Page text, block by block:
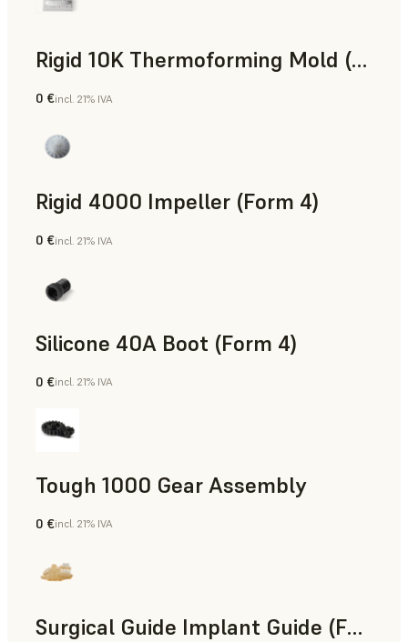
Rigid 10K Thermoforming Mold (Form 4)
Ingeniería
0 €incl. 21% IVA
Rigid 4000 Impeller (Form 4)
Ingeniería
0 €incl. 21% IVA
Silicone 40A Boot (Form 4)
Ingeniería
0 €incl. 21% IVA
Tough 1000 Gear Assembly
Ingeniería
0 €incl. 21% IVA
Surgical Guide Implant Guide (Form 4)